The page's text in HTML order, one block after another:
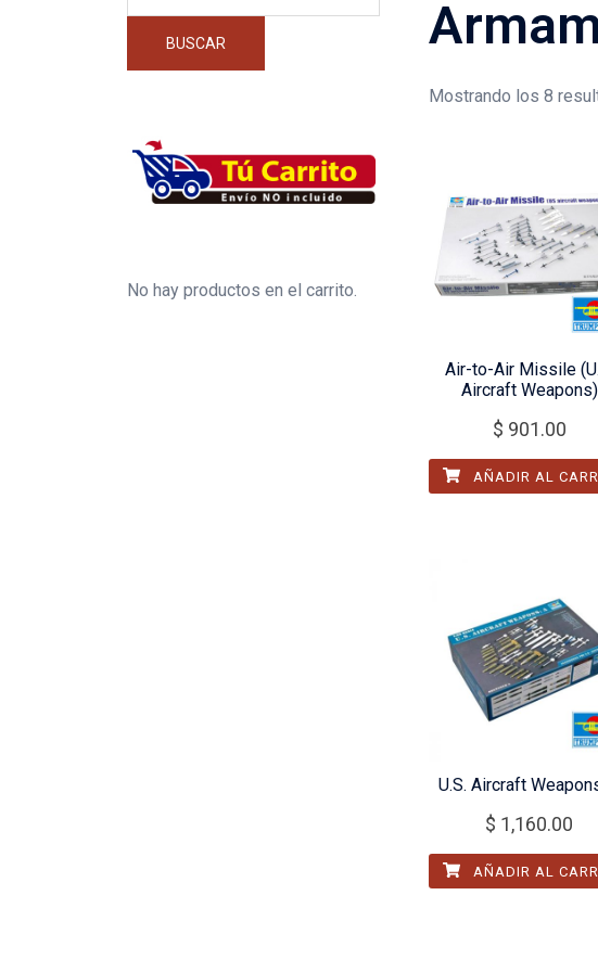
Mostrando los 8
Air-to-Air Missile
Aircraft Weapons)
$ 901.00
AÑADIR AL
U.S. Aircraft
$ 1,160.00
AÑADIR AL
BUSCAR
No hay productos en el carrito.